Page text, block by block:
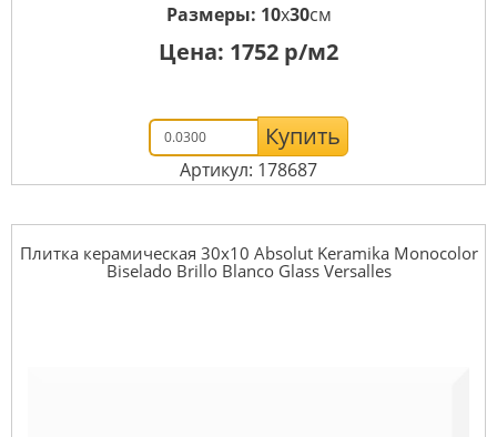
Размеры: 10x30см
Цена: 1752 р/м2
Купить
Артикул: 178687
Плитка керамическая 30x10 Absolut Keramika Monocolor
Biselado Brillo Blanco Glass Versalles